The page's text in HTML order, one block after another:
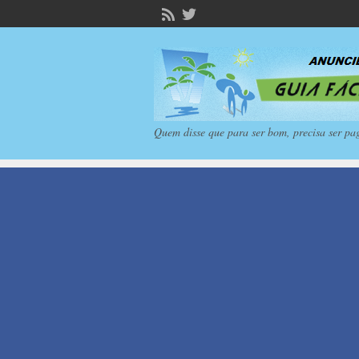
Quem disse que para ser bom, precisa ser